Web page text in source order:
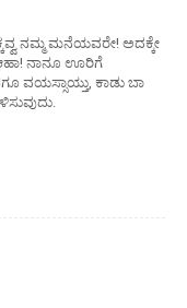
ನಮ್ಮ ಮನೆಯವರೇ! ಅದಕ್ಕೇ
ಆಹಾ! ನಾನೂ ಊರಿಗೆ
ವಯಸ್ಸಾಯ್ತು, ಕಾಡು ಬಾ